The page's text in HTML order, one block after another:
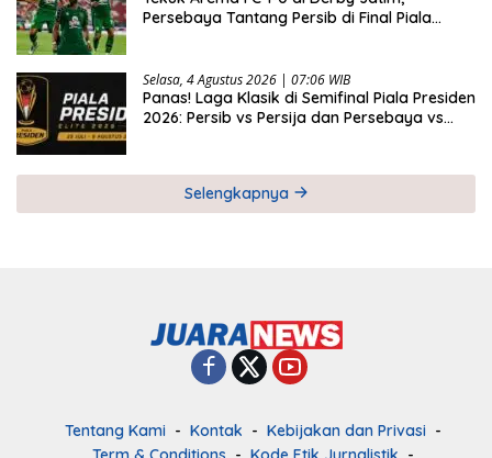
Persebaya Tantang Persib di Final Piala
Selasa, 4 Agustus 2026 | 07:06 WIB
Panas! Laga Klasik di Semifinal Piala Presiden
2026: Persib vs Persija dan Persebaya vs
Selengkapnya
Tentang Kami Kontak
Kebijakan dan Privasi